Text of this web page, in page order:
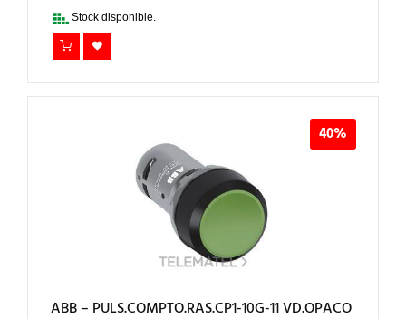
33,36€.
Stock disponible.
40%
ABB – PULS.COMPTO.RAS.CP1-10G-11 VD.OPACO